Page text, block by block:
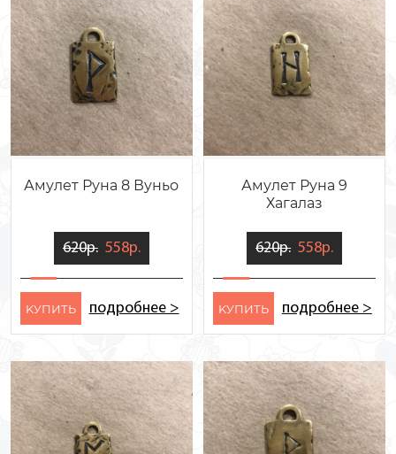
Амулет Руна 8 Вуньо
620р. 558р.
KУПИТЬ подробнее >
Амулет Руна 9
Хагалаз
620р. 558р.
KУПИТЬ подробнее >